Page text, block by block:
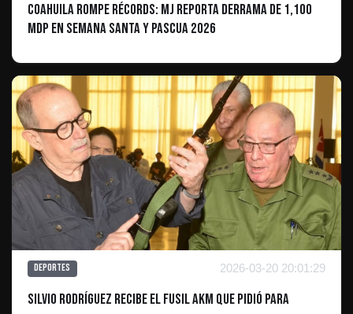
Coahuila rompe récords: MJ reporta derrama de 1,100
mdp en Semana Santa y Pascua 2026
Deportes 2026-03-20 20:01:29
Silvio Rodríguez recibe el fusil AKM que pidió para